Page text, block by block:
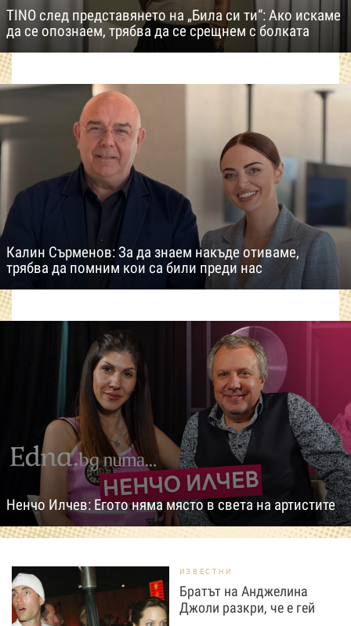
TINO след представянето на „Била си ти“: Ако искаме
да се опознаем, трябва да се срещнем с болката
Калин Сърменов: За да знаем накъде отиваме,
трябва да помним кои са били преди нас
Ненчо Илчев: Егото няма място в света на артистите
ИЗВЕСТНИ
Братът на Анджелина
Джоли разкри, че е гей